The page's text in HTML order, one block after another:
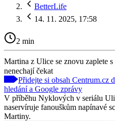
BetterLife
14. 11. 2025, 17:58
2 min
Martina z Ulice se znovu zaplete
nenechají čekat
Přidejte si obsah Centrum.cz
hledání a Google zprávy
V příběhu Nyklových v seriálu
naservíruje fanouškům napínavé
Martiny.